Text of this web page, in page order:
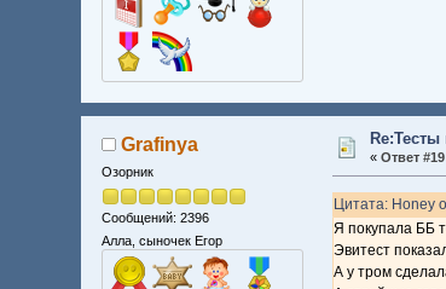
Grafinya
Озорник
Сообщений: 2396
Алла, сыночек Егор
« Ответ
Цитата: Honey
Я покупала ББ
Эвитест
А у тром